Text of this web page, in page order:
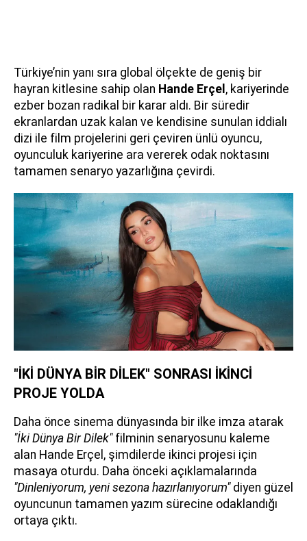
Türkiye’nin yanı sıra global ölçekte de geniş bir
hayran kitlesine sahip olan Hande Erçel , kariyerinde
ezber bozan radikal bir karar aldı. Bir süredir
ekranlardan uzak kalan ve kendisine sunulan iddialı
dizi ile film projelerini geri çeviren ünlü oyuncu,
oyunculuk kariyerine ara vererek odak noktasını
tamamen senaryo yazarlığına çevirdi.
"İKİ DÜNYA BİR DİLEK" SONRASI İKİNCİ
PROJE YOLDA
Daha önce sinema dünyasında bir ilke imza atarak
"İki Dünya Bir Dilek"filminin senaryosunu kaleme
alan Hande Erçel, şimdilerde ikinci projesi için
masaya oturdu. Daha önceki açıklamalarında
"Dinleniyorum, yeni sezona hazırlanıyorum"diyen güzel
oyuncunun tamamen yazım sürecine odaklandığı
ortaya çıktı.